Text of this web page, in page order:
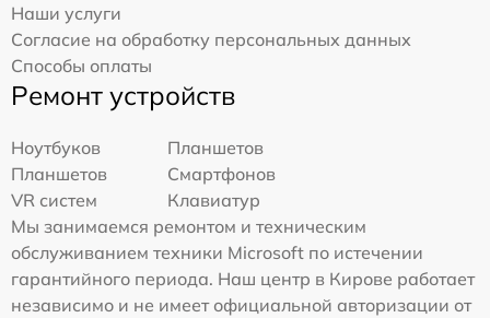
Наши услуги
Согласие на обработку персональных данных
Способы оплаты
Ремонт устройств
Ноутбуков
Планшетов
Планшетов
Смартфонов
VR систем
Клавиатур
Мы занимаемся ремонтом и техническим
обслуживанием техники Microsoft по истечении
гарантийного периода. Наш центр в Кирове работает
независимо и не имеет официальной авторизации от